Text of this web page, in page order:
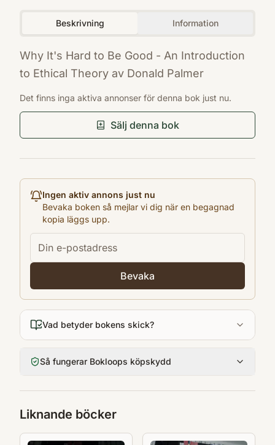
Beskrivning Information
Why It's Hard to Be Good - An Introduction
to Ethical Theory av Donald Palmer
9780767424097
McGraw-Hill
Språk
Format
Paperback
Det finns inga aktiva annonser för denna bok just nu.
Sälj denna bok
Ingen aktiv annons just nu
Bevaka boken så mejlar vi dig när en begagnad
kopia läggs upp.
Bevaka
Vad betyder bokens skick?
Så fungerar Bokloops köpskydd
Liknande böcker